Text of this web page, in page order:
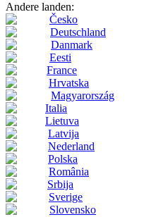
Andere landen:
Česko
Deutschland
Danmark
Eesti
France
Hrvatska
Magyarország
Italia
Lietuva
Latvija
Nederland
Polska
România
Srbija
Sverige
Slovensko